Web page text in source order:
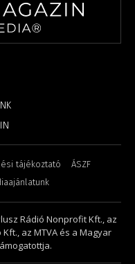
tájékoztató
ÁSZF
Rádió Nonprofit Kft., az
az MTVA és a Magyar